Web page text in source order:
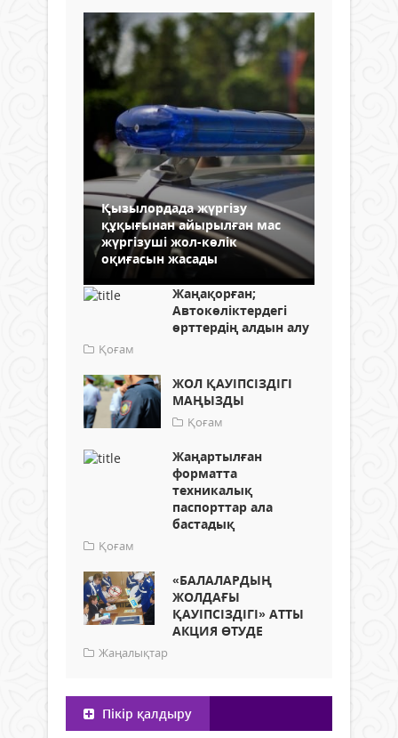
Қызылордада жүргізу
құқығынан айырылған мас
жүргізуші жол-көлік
оқиғасын жасады
Жаңақорған;
Автокөліктердегі
өрттердің алдын алу
Қоғам
ЖОЛ ҚАУІПСІЗДІГІ
МАҢЫЗДЫ
Қоғам
Жаңартылған
форматта
техникалық
паспорттар ала
бастадық
Қоғам
«БАЛАЛАРДЫҢ
ЖОЛДАҒЫ
ҚАУІПСІЗДІГІ» АТТЫ
АКЦИЯ ӨТУДЕ
Жаңалықтар
Пікір қалдыру